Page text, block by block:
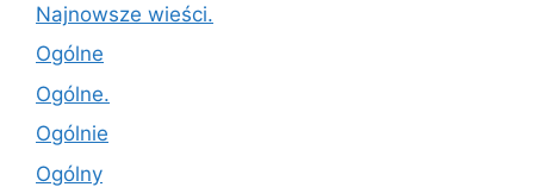
Najnowsze wieści.
Ogólne
Ogólne.
Ogólnie
Ogólny